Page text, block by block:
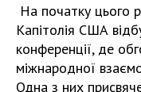
На початку цього
Капітолія США
конференції, де
міжнародної
Одна з них